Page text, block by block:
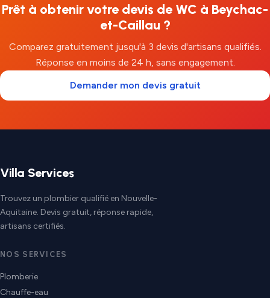
Prêt à obtenir votre devis de WC à Beychac-
et-Caillau ?
Comparez gratuitement jusqu'à 3 devis d'artisans qualifiés.
Réponse en moins de 24 h, sans engagement.
Demander mon devis gratuit
Villa Services
Trouvez un plombier qualifié en Nouvelle-
Aquitaine. Devis gratuit, réponse rapide,
artisans certifiés.
NOS SERVICES
Plomberie
Chauffe-eau